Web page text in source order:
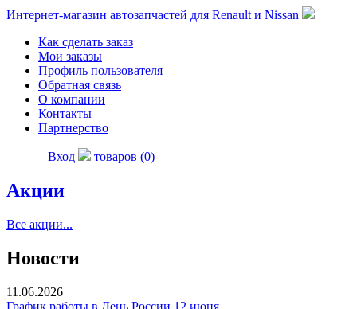
Интернет-магазин автозапчастей для Renault и Nissan
Как сделать заказ
Мои заказы
Профиль пользователя
Обратная связь
О компании
Контакты
Партнерство
Вход товаров (0)
Акции
Все акции...
Новости
11.06.2026
График работы в День России 12 июня